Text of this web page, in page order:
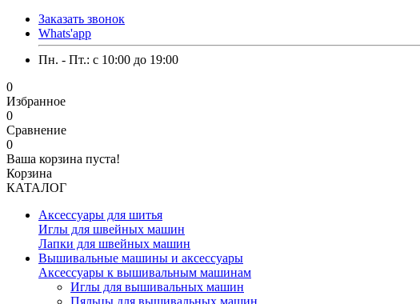
Заказать звонок
Whats'app
Пн. - Пт.: c 10:00 до 19:00
0
Избранное
0
Сравнение
0
Ваша корзина пуста!
Корзина
КАТАЛОГ
Аксессуары для шитья
Иглы для швейных машин
Лапки для швейных машин
Вышивальные машины и аксессуары
Аксессуары к вышивальным машинам
Иглы для вышивальных машин
Пяльцы для вышивальных машин